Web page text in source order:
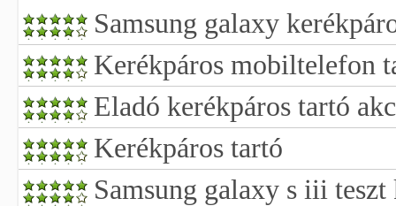
Samsung galaxy
Kerékpáros mobiltelefon
Eladó kerékpáros tartó
Kerékpáros tartó
Samsung galaxy s iii